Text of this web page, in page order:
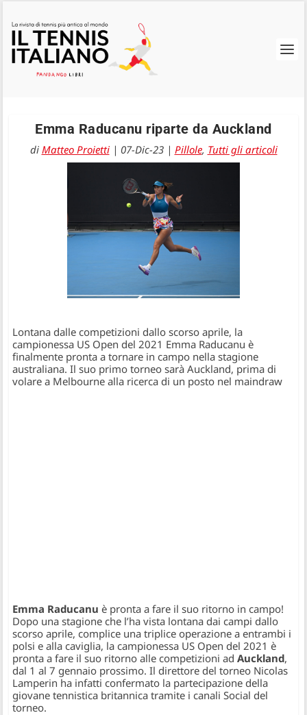
Emma Raducanu riparte da Auckland
di Matteo Proietti| 07-Dic-23| Pillole, Tutti gli articoli
Lontana dalle competizioni dallo scorso aprile, la
campionessa US Open del 2021 Emma Raducanu è
finalmente pronta a tornare in campo nella stagione
australiana. Il suo primo torneo sarà Auckland, prima di
volare a Melbourne alla ricerca di un posto nel maindraw
Emma Raducanuè pronta a fare il suo ritorno in campo!
Dopo una stagione che l’ha vista lontana dai campi dallo
scorso aprile, complice una triplice operazione a entrambi i
polsi e alla caviglia, la campionessa US Open del 2021 è
pronta a fare il suo ritorno alle competizioni adAuckland,
dal 1 al 7 gennaio prossimo. Il direttore del torneo Nicolas
Lamperin ha infatti confermato la partecipazione della
giovane tennistica britannica tramite i canali Social del
torneo.